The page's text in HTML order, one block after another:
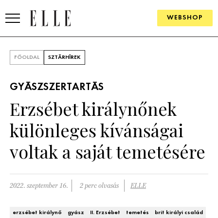
WEBSHOP
SZÉPSÉG
ÉLETMÓD
PÁRKAPCSOLAT
FŐOLDAL SZTÁRHÍREK
GYÁSZSZERTARTÁS
Erzsébet királynőnek
különleges kívánságai
voltak a saját temetésére
2022. szeptember 16. 2 perc olvasás ELLE
erzsébet királynő gyász II. Erzsébet temetés
brit királyi család